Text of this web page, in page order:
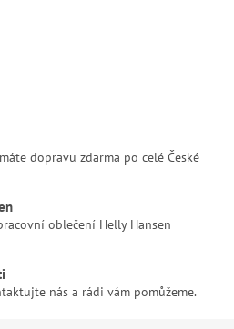
dopravu zdarma po celé České
oblečení Helly Hansen
nás a rádi vám pomůžeme.